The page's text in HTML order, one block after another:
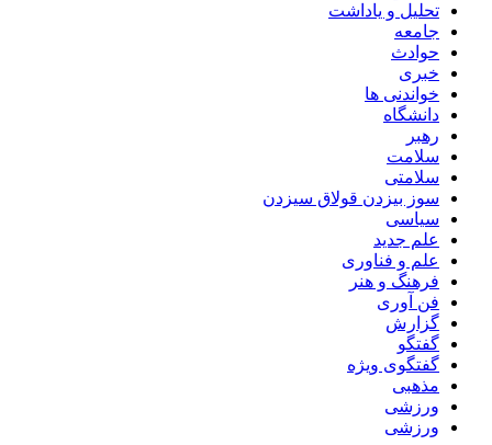
تحلیل و یاداشت
جامعه
حوادث
خبری
خواندنی ها
دانشگاه
رهبر
سلامت
سلامتی
سوز بیزدن قولاق سیزدن
سیاسی
علم جدید
علم و فناوری
فرهنگ و هنر
فن آوری
گزارش
گفتگو
گفتگوی ویژه
مذهبی
ورزشی
ورزشی